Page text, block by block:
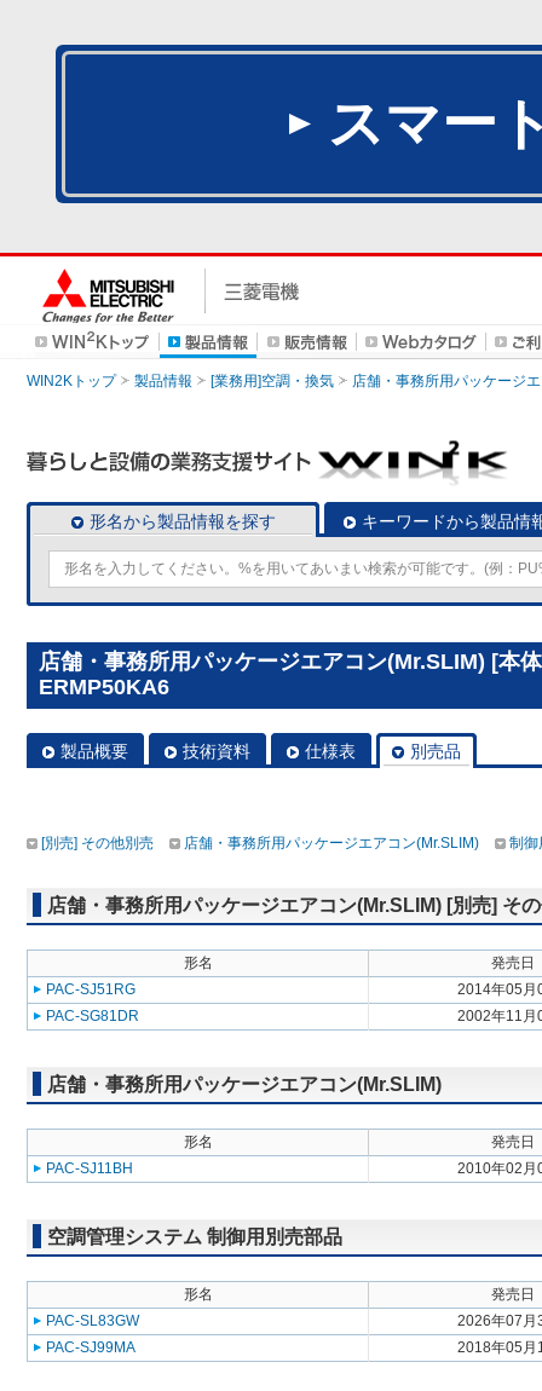
スマー
WIN2Kトップ 製品情報 [業務用]空調・換気 店舗・事務所用パッケージ
形名から製品情報を探す キーワードから製品情
店舗・事務所用パッケージエアコン(Mr.SLIM) [本
ERMP50KA6
製品概要 技術資料 仕様表 別売品
[別売] その他別売 店舗・事務所用パッケージエアコン(Mr.SLIM) 制御
店舗・事務所用パッケージエアコン(Mr.SLIM) [別売] そ
形名
発売日
PAC-SJ51RG
2014年05月
PAC-SG81DR
2002年11月
店舗・事務所用パッケージエアコン(Mr.SLIM)
形名
発売日
PAC-SJ11BH
2010年02月
空調管理システム 制御用別売部品
形名
発売日
PAC-SL83GW
2026年07月
PAC-SJ99MA
2018年05月